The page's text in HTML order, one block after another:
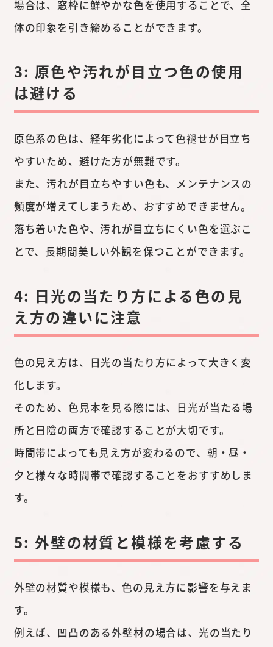
場合は、窓枠に鮮やかな色を使用することで、全
体の印象を引き締めることができます。
3: 原色や汚れが目立つ色の使用
は避ける
原色系の色は、経年劣化によって色褪せが目立ち
やすいため、避けた方が無難です。
また、汚れが目立ちやすい色も、メンテナンスの
頻度が増えてしまうため、おすすめできません。
落ち着いた色や、汚れが目立ちにくい色を選ぶこ
とで、長期間美しい外観を保つことができます。
4: 日光の当たり方による色の見
え方の違いに注意
色の見え方は、日光の当たり方によって大きく変
化します。
そのため、色見本を見る際には、日光が当たる場
所と日陰の両方で確認することが大切です。
時間帯によっても見え方が変わるので、朝・昼・
夕と様々な時間帯で確認することをおすすめしま
す。
5: 外壁の材質と模様を考慮する
外壁の材質や模様も、色の見え方に影響を与えま
す。
例えば、凹凸のある外壁材の場合は、光の当たり